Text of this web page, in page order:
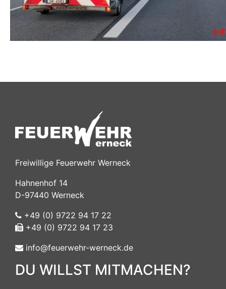
Freiwillige Feuerwehr Werneck
Hahnenhof 14
D-97440 Werneck
+49 (0) 9722 94 17 22
+49 (0) 9722 94 17 23
info@feuerwehr-werneck.de
DU WILLST MITMACHEN?